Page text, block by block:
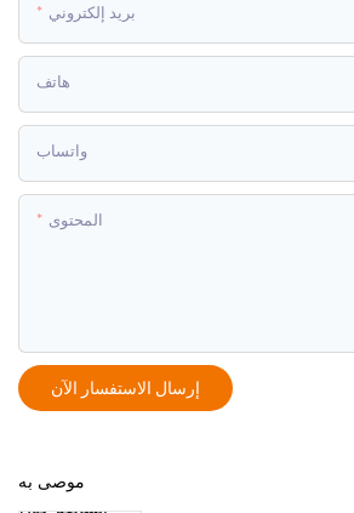
بريد إلكتروني
هاتف
واتساب
المحتوى
إرسال الاستفسار الآن
موصى به